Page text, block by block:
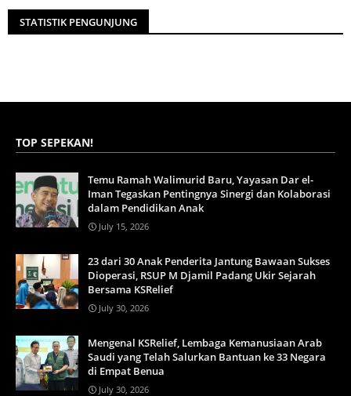
STATISTIK PENGUNJUNG
TOP SEPEKAN!
Temu Ramah Walimurid Baru, Yayasan Dar el-
Iman Tegaskan Pentingnya Sinergi dan Kolaborasi
dalam Pendidikan Anak
July 15, 2026
23 dari 30 Anak Penderita Jantung Bawaan Sukses
Dioperasi, RSUP M Djamil Padang Ukir Sejarah
Bersama KSRelief
July 30, 2026
Mengenal KSRelief, Lembaga Kemanusiaan Arab
Saudi yang Telah Salurkan Bantuan ke 33 Negara
di Empat Benua
July 30, 2026